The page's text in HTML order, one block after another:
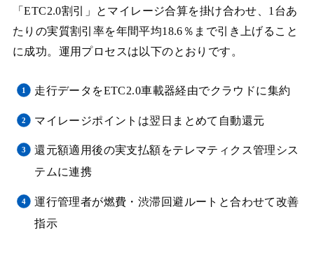
「ETC2.0割引」とマイレージ合算を掛け合わせ、1台あ
たりの実質割引率を年間平均18.6％まで引き上げること
に成功。運用プロセスは以下のとおりです。
走行データをETC2.0車載器経由でクラウドに集約
マイレージポイントは翌日まとめて自動還元
還元額適用後の実支払額をテレマティクス管理シス
テムに連携
運行管理者が燃費・渋滞回避ルートと合わせて改善
指示